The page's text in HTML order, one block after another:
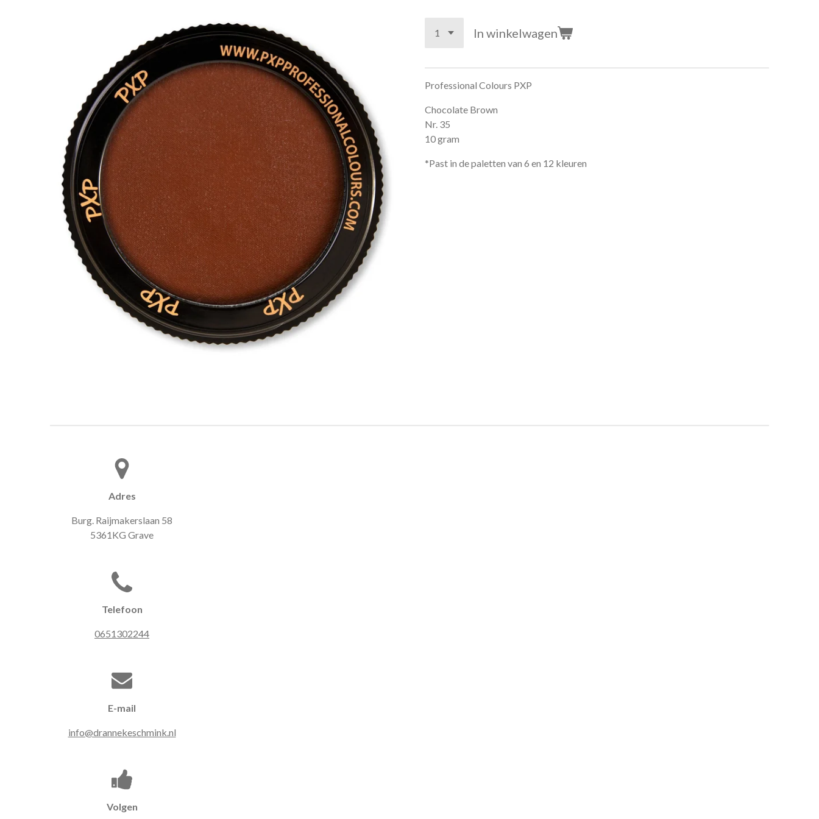
In winkelwagen
Professional Colours PXP
Chocolate Brown
Nr. 35
10 gram
*Past in de paletten van 6 en 12 kleuren
Adres
Burg. Raijmakerslaan 58
5361KG Grave
Telefoon
0651302244
E-mail
info@drannekeschmink.nl
Volgen